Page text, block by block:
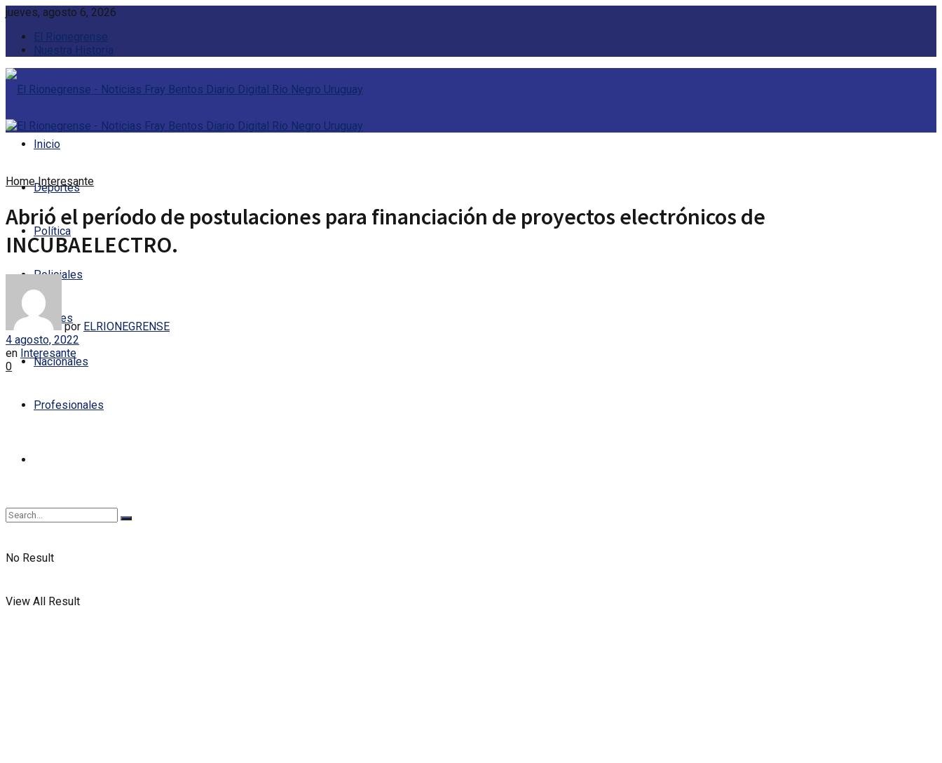
jueves, agosto 6, 2026
El Rionegrense
Nuestra Historia
Inicio
Deportes
Política
Policiales
Locales
Nacionales
Profesionales
No Result
View All Result
Home Interesante
Abrió el período de postulaciones para financiación de proyectos electrónicos de
INCUBAELECTRO.
por ELRIONEGRENSE
4 agosto, 2022
en Interesante
0